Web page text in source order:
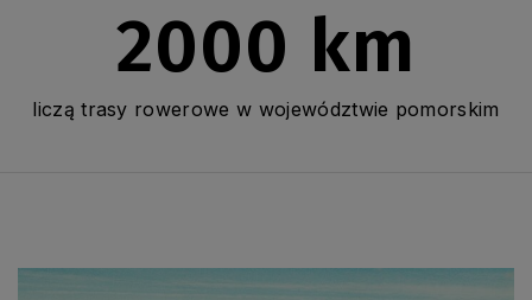
2000 km
liczą trasy rowerowe w województwie pomorskim